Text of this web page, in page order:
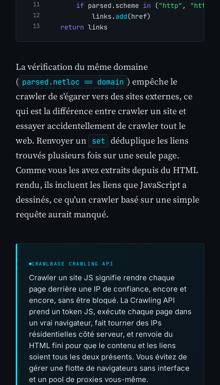
if parsed.scheme in ("http" , "https"
            links.
add(href)
return links
La vérification du même domaine
( parsed.netloc == domain ) empêche le
crawler de s'égarer vers des sites externes, ce
qui est la différence entre crawler un site et
essayer accidentellement de crawler tout le
web. Renvoyer un set déduplique les liens
trouvés plusieurs fois sur une seule page.
Comme vous les avez extraits depuis du HTML
rendu, ils incluent les liens que JavaScript a
dessinés, ce qu'un crawler basé sur une simple
requête aurait manqué.
CRAWLBASE CRAWLING API
Crawler un site JS signifie rendre chaque
page derrière une IP de confiance, encore et
encore, sans être bloqué. La Crawling API
prend un token JS, exécute chaque page dans
un vrai navigateur, fait tourner des IPs
résidentielles côté serveur, et renvoie du
HTML fini pour que le contenu et les liens
soient tous les deux présents. Vous évitez de
gérer une flotte de navigateurs sans interface
et un pool de proxies vous-même.